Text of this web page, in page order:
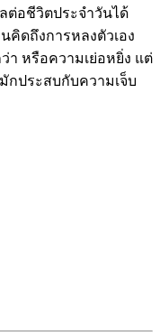
ต่อชีวิตประจำวันได้
คิดถึงการหลงตัวเอง
า หรือความเย่อหยิ่ง แต่
กประสบกับความเจ็บ